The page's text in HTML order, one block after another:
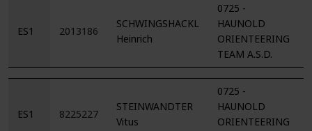
ES1 2013186
SCHWINGSHACKL
Heinrich
0725 -
HAUNOLD
ORIENTEERING
TEAM A.S.D.
ES1 8225227
STEINWANDTER
Vitus
0725 -
HAUNOLD
ORIENTEERING